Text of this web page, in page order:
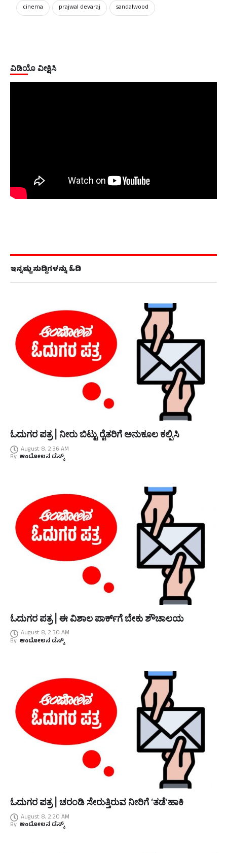
cinema prajwal devaraj sandalwood
ವಿಡಿಯೊ ವೀಕ್ಷಿಸಿ
ಇನ್ನಷ್ಟು ಸುದ್ದಿಗಳನ್ನು ಓದಿ
ಓದುಗರ ಪತ್ರ | ನೀರು ಬಿಟ್ಟು ರೈತರಿಗೆ ಅನುಕೂಲ ಕಲ್ಪಿಸಿ
August 8, 2:36 AM
By ಆಂದೋಲನ ಡೆಸ್ಕ್
ಓದುಗರ ಪತ್ರ | ಈ ವಿಶಾಲ ಪಾರ್ಕ್‌ಗೆ ಬೇಕು ಶೌಚಾಲಯ
August 8, 2:30 AM
By ಆಂದೋಲನ ಡೆಸ್ಕ್
ಓದುಗರ ಪತ್ರ | ಚರಂಡಿ ಸೇರುತ್ತಿರುವ ನೀರಿಗೆ ‘ತಡೆ’ಹಾಕಿ
August 8, 2:20 AM
By ಆಂದೋಲನ ಡೆಸ್ಕ್